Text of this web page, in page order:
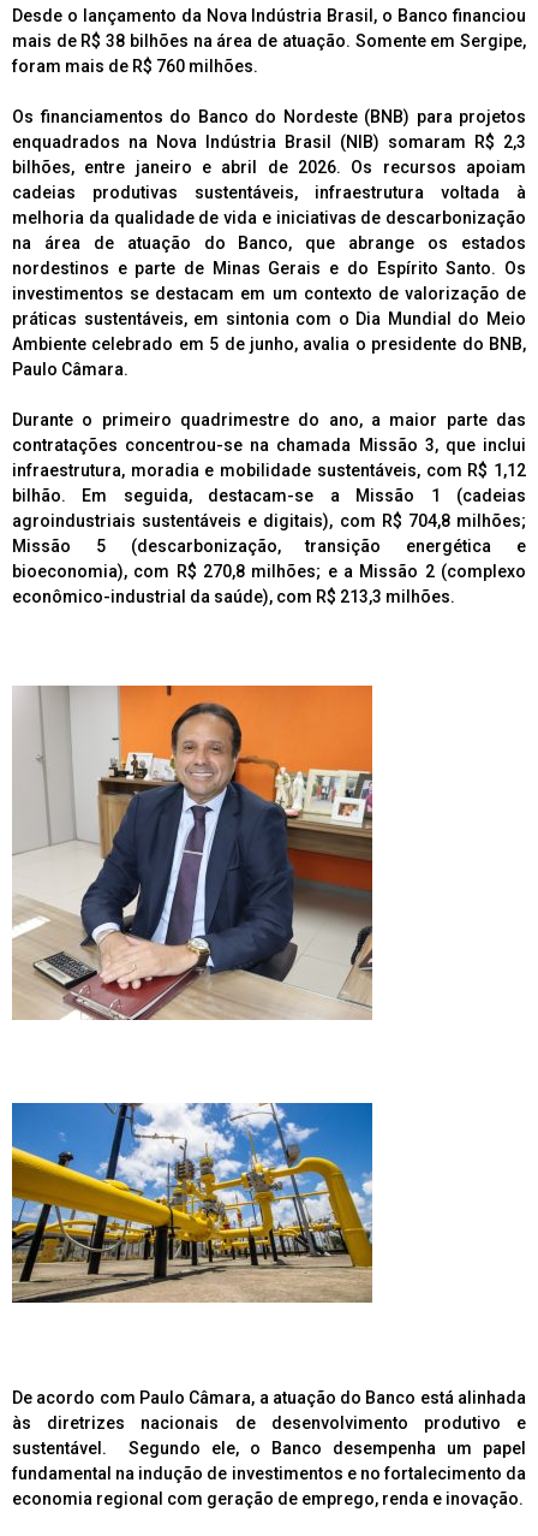
Desde o lançamento da Nova Indústria Brasil, o Banco financiou
mais de R$ 38 bilhões na área de atuação. Somente em Sergipe,
foram mais de R$ 760 milhões.
Os financiamentos do Banco do Nordeste (BNB) para projetos
enquadrados na Nova Indústria Brasil (NIB) somaram R$ 2,3
bilhões, entre janeiro e abril de 2026. Os recursos apoiam
cadeias produtivas sustentáveis, infraestrutura voltada à
melhoria da qualidade de vida e iniciativas de descarbonização
na área de atuação do Banco, que abrange os estados
nordestinos e parte de Minas Gerais e do Espírito Santo. Os
investimentos se destacam em um contexto de valorização de
práticas sustentáveis, em sintonia com o Dia Mundial do Meio
Ambiente celebrado em 5 de junho, avalia o presidente do BNB,
Paulo Câmara.
Durante o primeiro quadrimestre do ano, a maior parte das
contratações concentrou-se na chamada Missão 3, que inclui
infraestrutura, moradia e mobilidade sustentáveis, com R$ 1,12
bilhão. Em seguida, destacam-se a Missão 1 (cadeias
agroindustriais sustentáveis e digitais), com R$ 704,8 milhões;
Missão 5 (descarbonização, transição energética e
bioeconomia), com R$ 270,8 milhões; e a Missão 2 (complexo
econômico-industrial da saúde), com R$ 213,3 milhões.
De acordo com Paulo Câmara, a atuação do Banco está alinhada
às diretrizes nacionais de desenvolvimento produtivo e
sustentável.
Segundo ele, o Banco desempenha um papel
fundamental na indução de investimentos e no fortalecimento da
economia regional com geração de emprego, renda e inovação.